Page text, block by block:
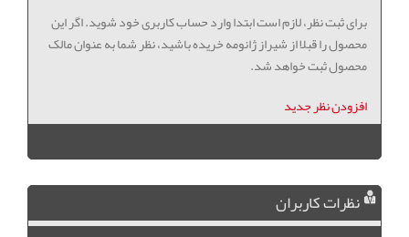
برای ثبت نظر، لازم است ابتدا وارد حساب کاربری خود شوید. اگر این
محصول را قبلا از شیراز ژانومه خریده باشید، نظر شما به عنوان مالک
محصول ثبت خواهد شد.
افزودن نظر جدید
نظرات کاربران